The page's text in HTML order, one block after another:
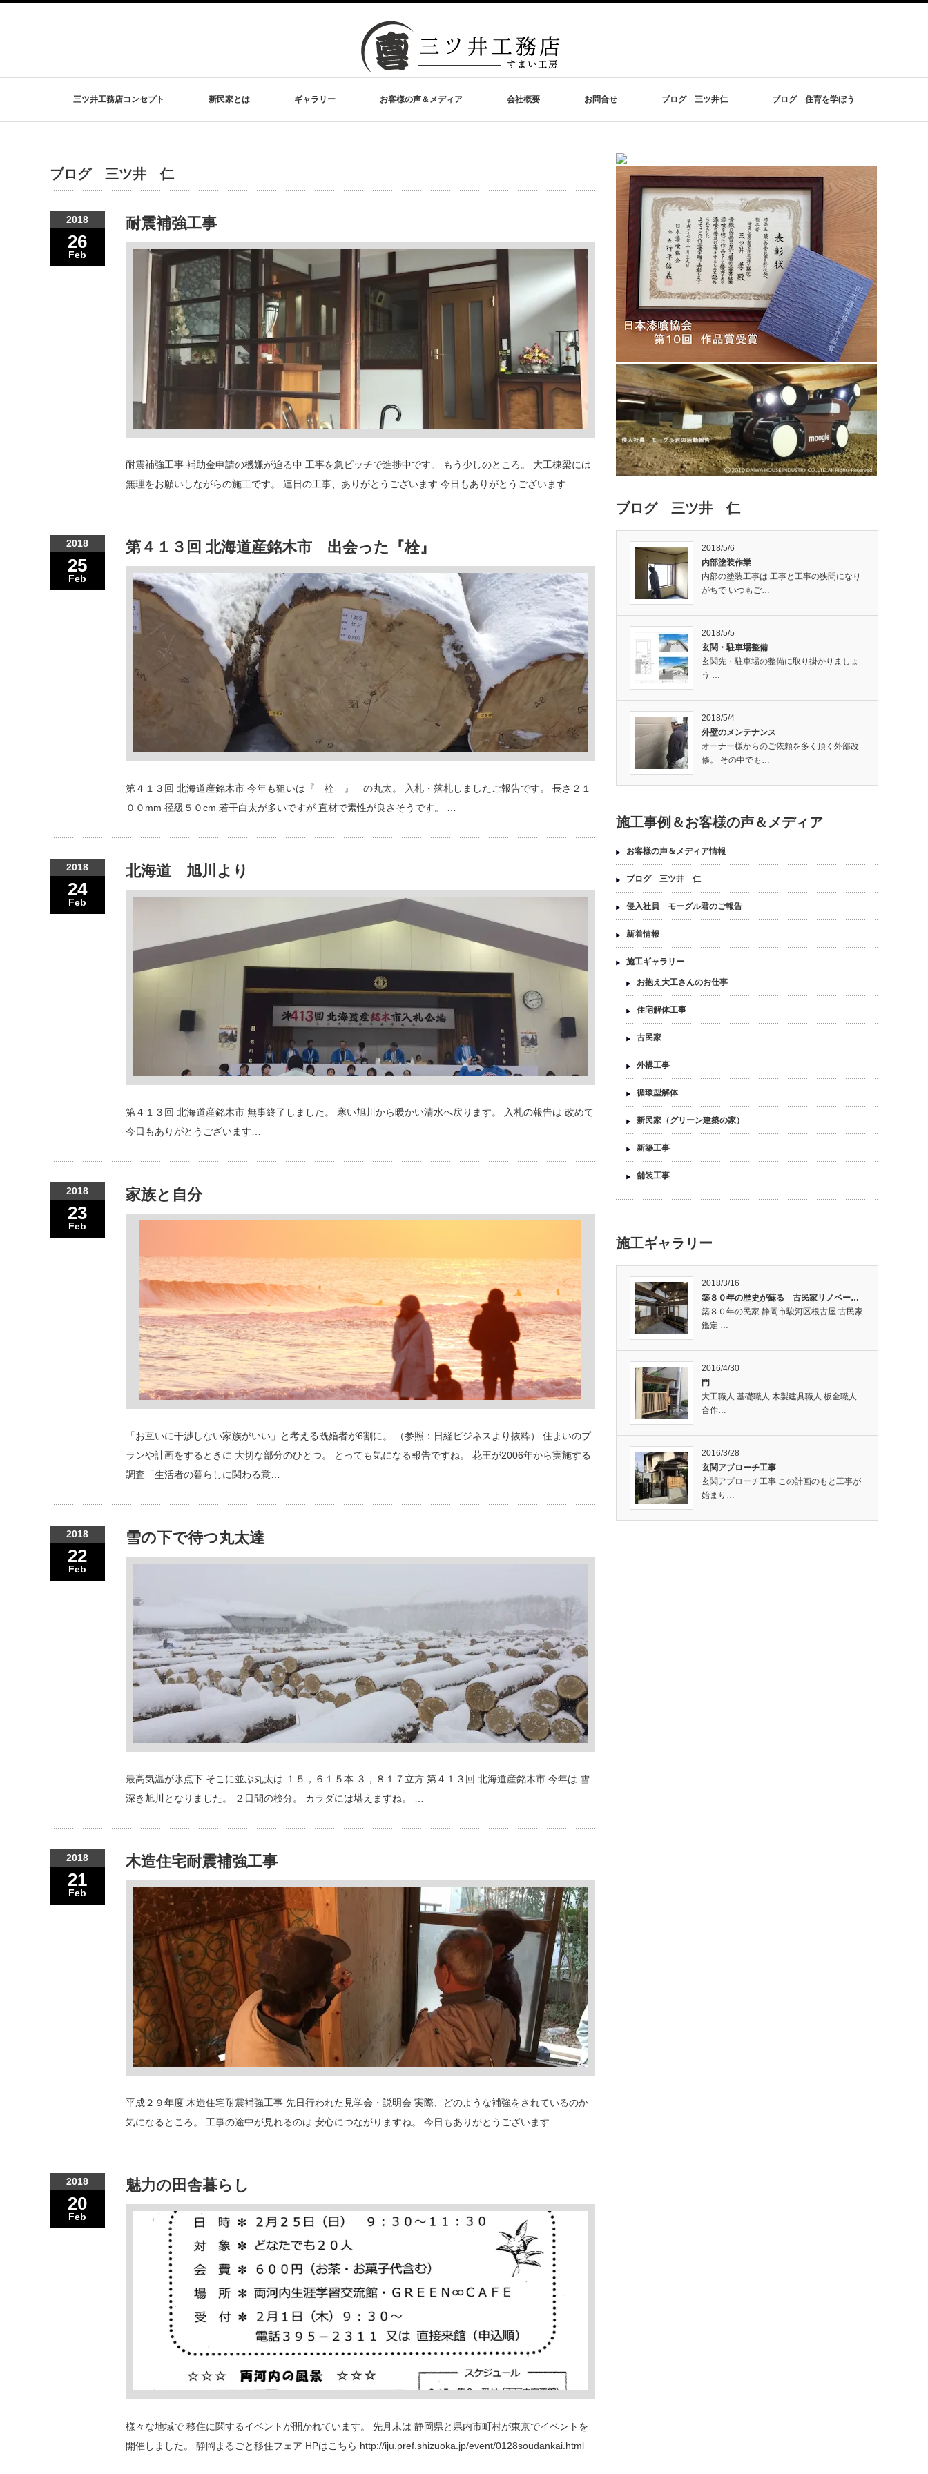
三ツ井工務店コンセプト 新民家とは ギャラリー お客様の声＆メディア 会社概要 お問合せ ブログ 三ツ井仁 ブログ 住育を学ぼう
ブログ 三ツ井 仁
2018
26
Feb
耐震補強工事
耐震補強工事 補助金申請の機嫌が迫る中 工事を急ピッチで進捗中です。 もう少しのところ。 大工棟梁には
無理をお願いしながらの施工です。 連日の工事、ありがとうございます 今日もありがとうございます …
2018
25
Feb
第４１３回 北海道産銘木市 出会った『栓』
第４１３回 北海道産銘木市 今年も狙いは『 栓 』 の丸太。 入札・落札しましたご報告です。 長さ２１
００mm 径級５０cm 若干白太が多いですが 直材で素性が良さそうです。 …
2018
24
Feb
北海道 旭川より
第４１３回 北海道産銘木市 無事終了しました。 寒い旭川から暖かい清水へ戻ります。 入札の報告は 改めて
今日もありがとうございます…
2018
23
Feb
家族と自分
「お互いに干渉しない家族がいい」と考える既婚者が6割に。 （参照：日経ビジネスより抜粋） 住まいのプ
ランや計画をするときに 大切な部分のひとつ。 とっても気になる報告ですね。 花王が2006年から実施する
調査「生活者の暮らしに関わる意…
2018
22
Feb
雪の下で待つ丸太達
最高気温が氷点下 そこに並ぶ丸太は １５，６１５本 ３，８１７立方 第４１３回 北海道産銘木市 今年は 雪
深き旭川となりました。 ２日間の検分。 カラダには堪えますね。 …
2018
21
Feb
木造住宅耐震補強工事
平成２９年度 木造住宅耐震補強工事 先日行われた見学会・説明会 実際、どのような補強をされているのか
気になるところ。 工事の途中が見れるのは 安心につながりますね。 今日もありがとうございます …
2018
20
Feb
魅力の田舎暮らし
様々な地域で 移住に関するイベントが開かれています。 先月末は 静岡県と県内市町村が東京でイベントを
開催しました。 静岡まるごと移住フェア HPはこちら http://iju.pref.shizuoka.jp/event/0128soudankai.html
ブログ 三ツ井 仁
2018/5/6
内部塗装作業
内部の塗装工事は 工事と工事の狭間になり
がちで いつもご…
2018/5/5
玄関・駐車場整備
玄関先・駐車場の整備に取り掛かりましょ
う …
2018/5/4
外壁のメンテナンス
オーナー様からのご依頼を多く頂く外部改
修。 その中でも…
施工事例＆お客様の声＆メディア
お客様の声＆メディア情報
ブログ 三ツ井 仁
侵入社員 モーグル君のご報告
新着情報
施工ギャラリー
お抱え大工さんのお仕事
住宅解体工事
古民家
外構工事
循環型解体
新民家（グリーン建築の家）
新築工事
舗装工事
施工ギャラリー
2018/3/16
築８０年の歴史が蘇る 古民家リノベー…
築８０年の民家 静岡市駿河区根古屋 古民家
鑑定 …
2016/4/30
門
大工職人 基礎職人 木製建具職人 板金職人
合作…
2016/3/28
玄関アプローチ工事
玄関アプローチ工事 この計画のもと工事が
始まり…